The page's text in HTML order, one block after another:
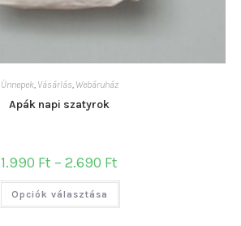
Ünnepek, Vásárlás, Webáruház
Apák napi szatyrok
1.990 Ft – 2.690 Ft
-
Opciók választása
Ennek
terméknek